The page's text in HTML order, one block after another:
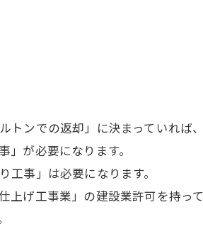
ンでの返却」に決まっていれば、
」が必要になります。
工事」は必要になります。
げ工事業」の建設業許可を持って